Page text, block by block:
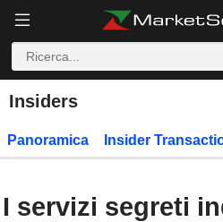
Insiders
Panoramica Insider
I servizi segreti